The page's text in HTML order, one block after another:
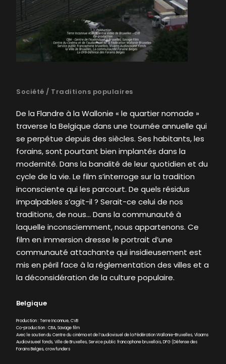
Société / Traditions populaires
De la Flandre à la Wallonie « le quartier nomade »
traverse la Belgique dans une tournée annuelle qui
se perpétue depuis des siècles. Ses habitants, les
forains, sont pourtant bien implantés dans la
modernité. Dans la banalité de leur quotidien et du
cycle de la vie. Le film s’interroge sur la tradition
inconsciente qui les parcourt. De quels résidus
impalpables s’agit-il ? Serait-ce celui de nos
traditions, de nous… Dans la communauté à
laquelle inconsciemment, nous appartenons. Ce
film en immersion dresse le portrait d’une
communauté attachante qui insidieusement est
mis en péril face à la réglementation des villes et a
la déconsidération de la culture populaire.
Belgique
Production : Terre Inconnue, CVB
Co-production : CBA, Savage film
Avec le soutien du Centre du cinéma et de l’audiovisuel de la Fédération Wallonie-Bruxelles, Vlaams
Audiovisueel fonds, Ville de Bruxelles, Service public francophone bruxellois, DFG (Défense des
Forains Belges, crowfunders